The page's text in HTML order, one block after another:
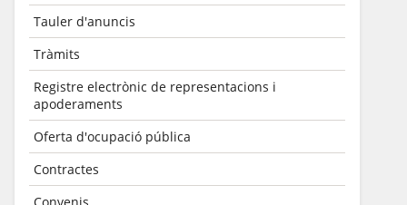
Tauler d'anuncis
Tràmits
Registre electrònic de representacions i
apoderaments
Oferta d'ocupació pública
Contractes